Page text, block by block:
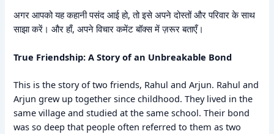
अगर आपको यह कहानी पसंद आई हो, तो इसे अपने दोस्तों और परिवार के साथ
साझा करें। और हाँ, अपने विचार कमेंट बॉक्स में ज़रूर बताएँ।
True Friendship: A Story of an Unbreakable Bond
This is the story of two friends, Rahul and Arjun. Rahul and
Arjun grew up together since childhood. They lived in the
same village and studied at the same school. Their bond
was so deep that people often referred to them as two